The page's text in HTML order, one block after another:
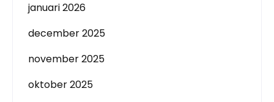
januari 2026
december 2025
november 2025
oktober 2025